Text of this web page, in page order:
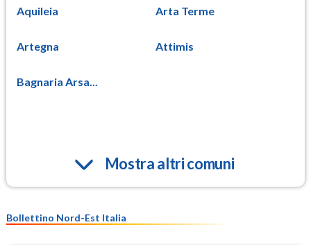
Aquileia Arta Terme
Artegna Attimis
Bagnaria Arsa...
Mostra altri comuni
Bollettino Nord-Est Italia